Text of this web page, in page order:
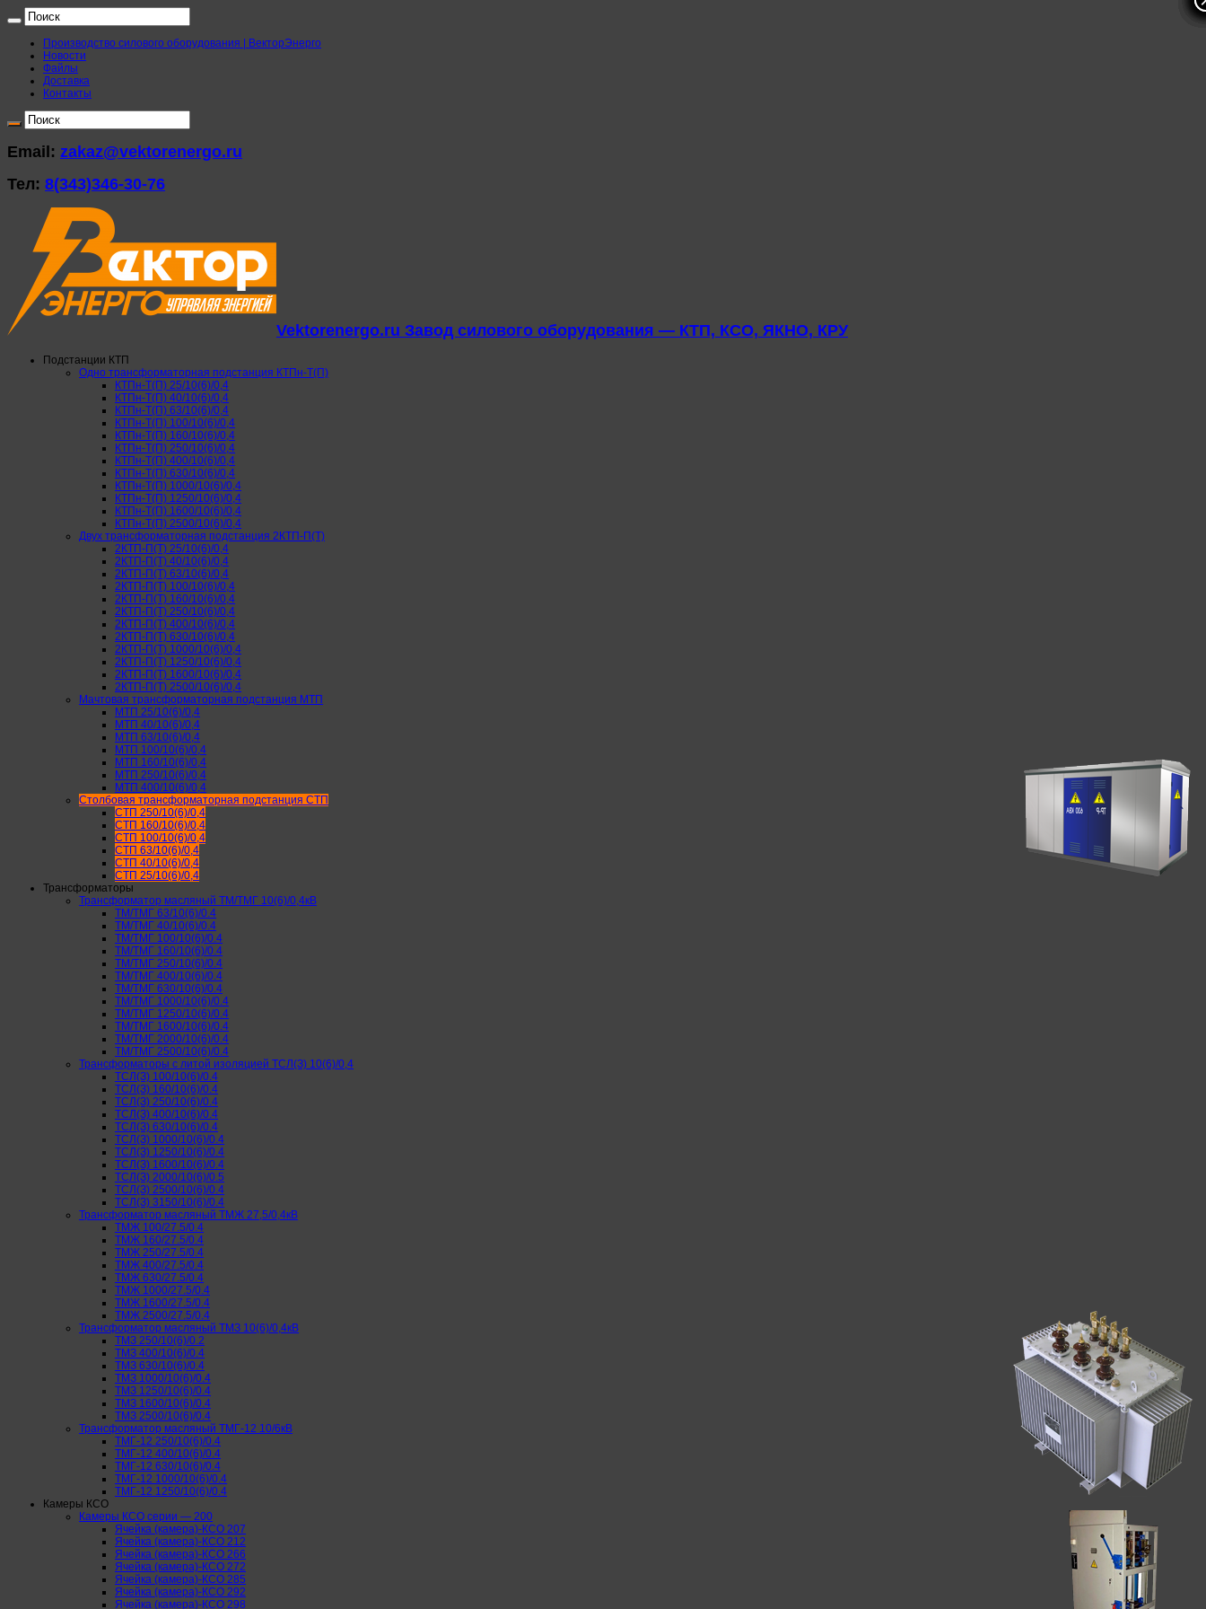
Производство силового оборудования | ВекторЭнерго
Новости
Файлы
Доставка
Контакты
Email: zakaz@vektorenergo.ru
Тел: 8(343)346-30-76
Vektorenergo.ru Завод силового оборудования — КТП, КСО, ЯКНО, КРУ
Подстанции КТП
Одно трансформаторная подстанция КТПн-Т(П)
КТПн-Т(П) 25/10(6)/0,4
КТПн-Т(П) 40/10(6)/0,4
КТПн-Т(П) 63/10(6)/0,4
КТПн-Т(П) 100/10(6)/0,4
КТПн-Т(П) 160/10(6)/0,4
КТПн-Т(П) 250/10(6)/0,4
КТПн-Т(П) 400/10(6)/0,4
КТПн-Т(П) 630/10(6)/0,4
КТПн-Т(П) 1000/10(6)/0,4
КТПн-Т(П) 1250/10(6)/0,4
КТПн-Т(П) 1600/10(6)/0,4
КТПн-Т(П) 2500/10(6)/0,4
Двух трансформаторная подстанция 2КТП-П(Т)
2КТП-П(Т) 25/10(6)/0,4
2КТП-П(Т) 40/10(6)/0,4
2КТП-П(Т) 63/10(6)/0,4
2КТП-П(Т) 100/10(6)/0,4
2КТП-П(Т) 160/10(6)/0,4
2КТП-П(Т) 250/10(6)/0,4
2КТП-П(Т) 400/10(6)/0,4
2КТП-П(Т) 630/10(6)/0,4
2КТП-П(Т) 1000/10(6)/0,4
2КТП-П(Т) 1250/10(6)/0,4
2КТП-П(Т) 1600/10(6)/0,4
2КТП-П(Т) 2500/10(6)/0,4
Мачтовая трансформаторная подстанция МТП
МТП 25/10(6)/0,4
МТП 40/10(6)/0,4
МТП 63/10(6)/0,4
МТП 100/10(6)/0,4
МТП 160/10(6)/0,4
МТП 250/10(6)/0,4
МТП 400/10(6)/0,4
Столбовая трансформаторная подстанция СТП
СТП 250/10(6)/0,4
СТП 160/10(6)/0,4
СТП 100/10(6)/0,4
СТП 63/10(6)/0,4
СТП 40/10(6)/0,4
СТП 25/10(6)/0,4
Трансформаторы
Трансформатор масляный ТМ/ТМГ 10(6)/0,4кВ
ТМ/ТМГ 63/10(6)/0.4
ТМ/ТМГ 40/10(6)/0.4
ТМ/ТМГ 100/10(6)/0.4
ТМ/ТМГ 160/10(6)/0.4
ТМ/ТМГ 250/10(6)/0.4
ТМ/ТМГ 400/10(6)/0.4
ТМ/ТМГ 630/10(6)/0.4
ТМ/ТМГ 1000/10(6)/0.4
ТМ/ТМГ 1250/10(6)/0.4
ТМ/ТМГ 1600/10(6)/0.4
ТМ/ТМГ 2000/10(6)/0.4
ТМ/ТМГ 2500/10(6)/0.4
Трансформаторы с литой изоляцией ТСЛ(З) 10(6)/0,4
ТСЛ(З) 100/10(6)/0.4
ТСЛ(З) 160/10(6)/0.4
ТСЛ(З) 250/10(6)/0.4
ТСЛ(З) 400/10(6)/0.4
ТСЛ(З) 630/10(6)/0.4
ТСЛ(З) 1000/10(6)/0.4
ТСЛ(З) 1250/10(6)/0.4
ТСЛ(З) 1600/10(6)/0.4
ТСЛ(З) 2000/10(6)/0.5
ТСЛ(З) 2500/10(6)/0.4
ТСЛ(З) 3150/10(6)/0.4
Трансформатор масляный ТМЖ 27,5/0,4кВ
ТМЖ 100/27.5/0.4
ТМЖ 160/27.5/0.4
ТМЖ 250/27.5/0.4
ТМЖ 400/27.5/0.4
ТМЖ 630/27.5/0.4
ТМЖ 1000/27.5/0.4
ТМЖ 1600/27.5/0.4
ТМЖ 2500/27.5/0.4
Трансформатор масляный ТМЗ 10(6)/0,4кВ
ТМЗ 250/10(6)/0.2
ТМЗ 400/10(6)/0.4
ТМЗ 630/10(6)/0.4
ТМЗ 1000/10(6)/0.4
ТМЗ 1250/10(6)/0.4
ТМЗ 1600/10(6)/0.4
ТМЗ 2500/10(6)/0.4
Трансформатор масляный ТМГ-12 10/6кВ
ТМГ-12 250/10(6)/0.4
ТМГ-12 400/10(6)/0.4
ТМГ-12 630/10(6)/0.4
ТМГ-12 1000/10(6)/0.4
ТМГ-12 1250/10(6)/0.4
Камеры КСО
Камеры КСО серии — 200
Ячейка (камера)-КСО 207
Ячейка (камера)-КСО 212
Ячейка (камера)-КСО 266
Ячейка (камера)-КСО 272
Ячейка (камера)-КСО 285
Ячейка (камера)-КСО 292
Ячейка (камера)-КСО 298